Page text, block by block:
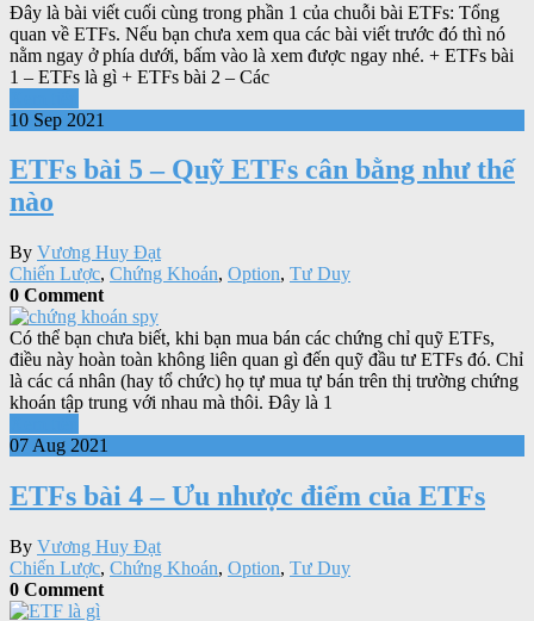
Đây là bài viết cuối cùng trong phần 1 của chuỗi bài ETFs: Tổng
quan về ETFs. Nếu bạn chưa xem qua các bài viết trước đó thì nó
nằm ngay ở phía dưới, bấm vào là xem được ngay nhé. + ETFs bài
1 – ETFs là gì + ETFs bài 2 – Các
10 Sep 2021
ETFs bài 5 – Quỹ ETFs cân bằng như thế
nào
By Vương Huy Đạt
Chiến Lược, Chứng Khoán, Option, Tư Duy
0 Comment
Có thể bạn chưa biết, khi bạn mua bán các chứng chỉ quỹ ETFs,
điều này hoàn toàn không liên quan gì đến quỹ đầu tư ETFs đó. Chỉ
là các cá nhân (hay tổ chức) họ tự mua tự bán trên thị trường chứng
khoán tập trung với nhau mà thôi. Đây là 1
07 Aug 2021
ETFs bài 4 – Ưu nhược điểm của ETFs
By Vương Huy Đạt
Chiến Lược, Chứng Khoán, Option, Tư Duy
0 Comment